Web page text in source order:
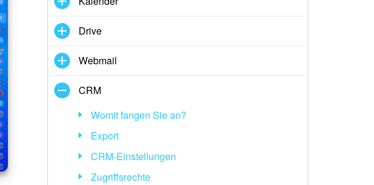
Drive
Webmail
CRM
Womit fangen Sie an?
Export
CRM-Einstellungen
Zugriffsrechte